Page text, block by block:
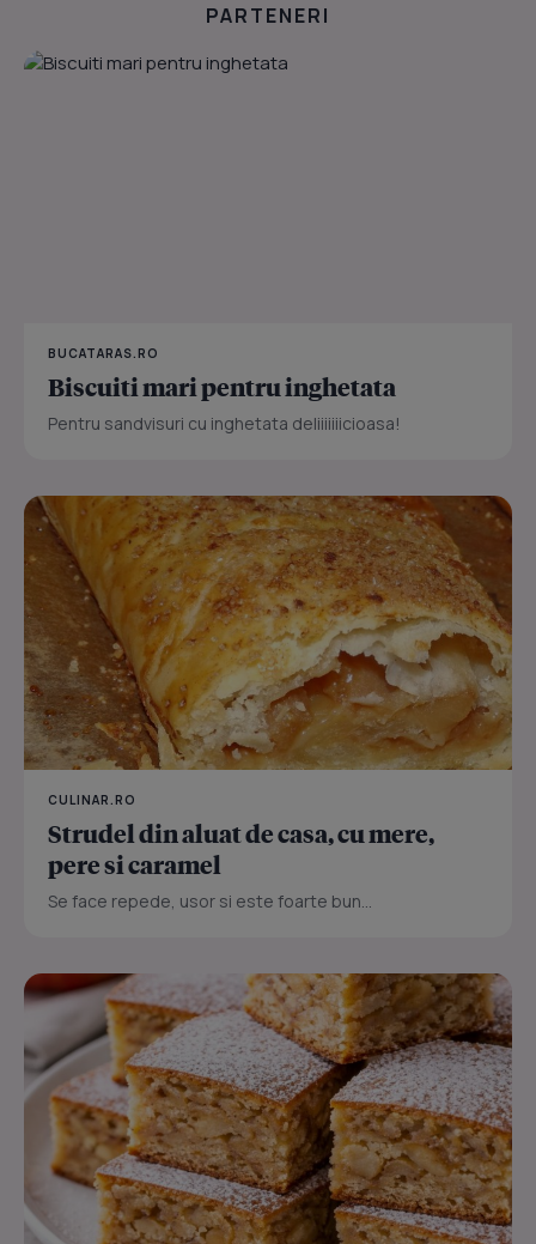
PARTENERI
BUCATARAS.RO
Biscuiti mari pentru inghetata
Pentru sandvisuri cu inghetata deliiiiiiicioasa!
CULINAR.RO
Strudel din aluat de casa, cu mere,
pere si caramel
Se face repede, usor si este foarte bun...